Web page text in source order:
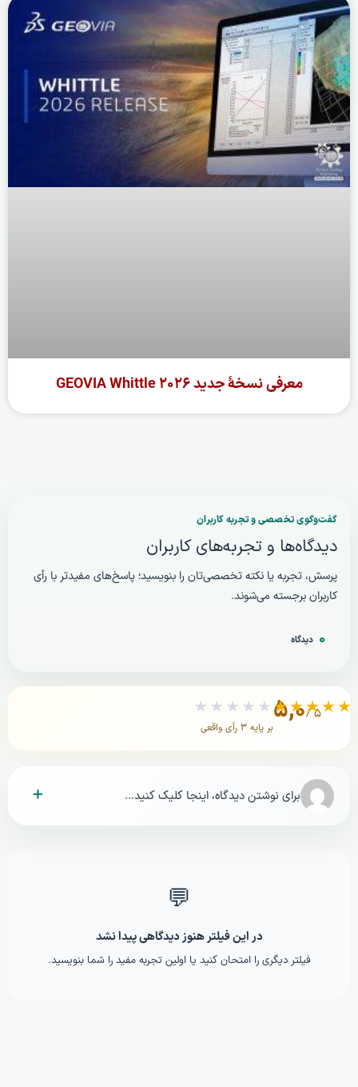
معرفی نسخهٔ جدید GEOVIA Whittle ۲۰۲۶
گفت‌وگوی تخصصی و تجربه کاربران
دیدگاه‌ها و تجربه‌های کاربران
پرسش، تجربه یا نکته تخصصی‌تان را بنویسید؛ پاسخ‌های مفیدتر با رأی
کاربران برجسته می‌شوند.
۰ دیدگاه
۵,۰/ ۵ ★★★★★★★★★★
بر پایه ۳ رأی واقعی
برای نوشتن دیدگاه، اینجا کلیک کنید… ＋
💬
در این فیلتر هنوز دیدگاهی پیدا نشد
فیلتر دیگری را امتحان کنید یا اولین تجربه مفید را شما بنویسید.